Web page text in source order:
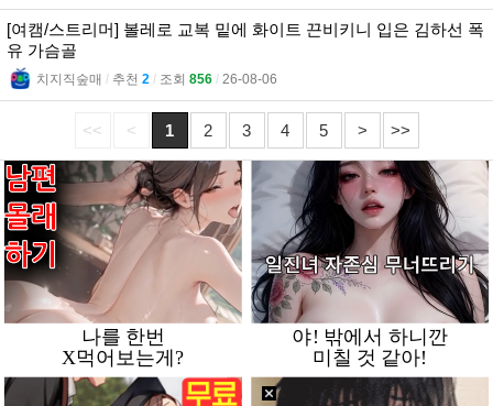
[여캠/스트리머] 볼레로 교복 밑에 화이트 끈비키니 입은 김하선 폭
유 가슴골
치지직숲매 l 추천 2 l 조회 856 l 26-08-06
<< < 1 2 3 4 5 > >>